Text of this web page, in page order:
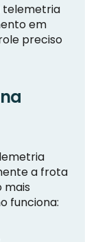
telemetria
em
preciso
a frota
mais
funciona: